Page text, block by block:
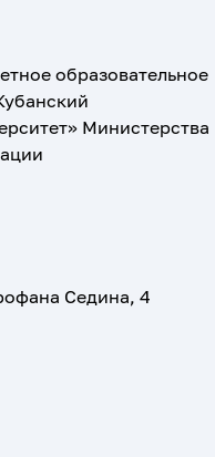
образовательное
Министерства
Седина, 4